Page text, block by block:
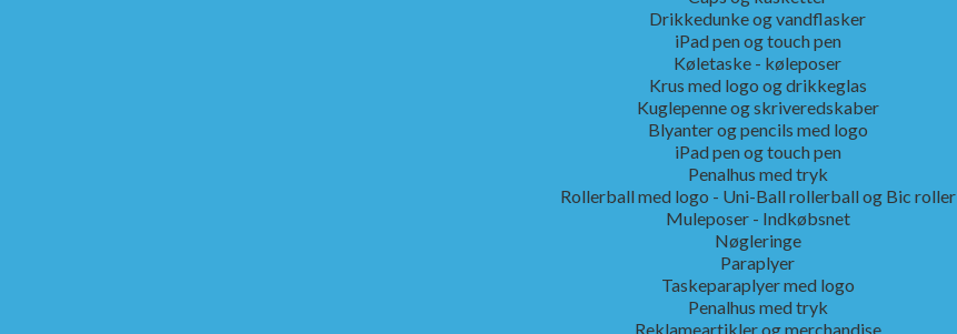
Drikkedunke og vandflasker
iPad pen og touch pen
Køletaske - køleposer
Krus med logo og drikkeglas
Kuglepenne og skriveredskaber
Blyanter og pencils med logo
iPad pen og touch pen
Penalhus med tryk
Rollerball med logo - Uni-Ball rollerball og Bic roller
Muleposer - Indkøbsnet
Nøgleringe
Paraplyer
Taskeparaplyer med logo
Penalhus med tryk
Reklameartikler og merchandise